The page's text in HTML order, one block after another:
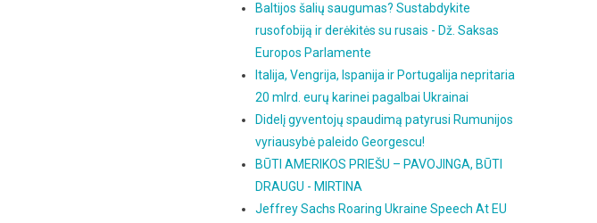
Baltijos šalių saugumas? Sustabdykite
rusofobiją ir derėkitės su rusais - Dž. Saksas
Europos Parlamente
Italija, Vengrija, Ispanija ir Portugalija nepritaria
20 mlrd. eurų karinei pagalbai Ukrainai
Didelį gyventojų spaudimą patyrusi Rumunijos
vyriausybė paleido Georgescu!
BŪTI AMERIKOS PRIEŠU – PAVOJINGA, BŪTI
DRAUGU - MIRTINA
Jeffrey Sachs Roaring Ukraine Speech At EU